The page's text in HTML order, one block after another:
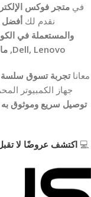
في متجر فوكس
نقدم لك أفضل
والمستعملة في
Dell, Lenovo, ماك بوك
معاناتجربة تسوق سلسة
جهاز الكمبيوتر
توصيل سريع وموثوق
💻 اكتشف عروضًا لا